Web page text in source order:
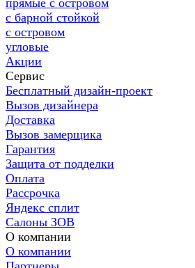
прямые с островом
с барной стойкой
с островом
угловые
Акции
Сервис
Бесплатный дизайн-проект
Вызов дизайнера
Доставка
Вызов замерщика
Гарантия
Защита от подделки
Оплата
Рассрочка
Яндекс сплит
Салоны ЗОВ
О компании
О компании